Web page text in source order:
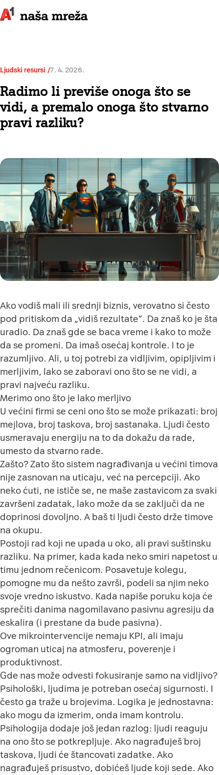
Ljudski resursi 7. 4. 2026.
Radimo li previše onoga što se
vidi, a premalo onoga što stvarno
pravi razliku?
Ako vodiš mali ili srednji biznis, verovatno si često
pod pritiskom da „vidiš rezultate”. Da znaš ko je šta
uradio. Da znaš gde se baca vreme i kako to može
da se promeni. Da imaš osećaj kontrole. I to je
razumljivo. Ali, u toj potrebi za vidljivim, opipljivim i
merljivim, lako se zaboravi ono što se ne vidi, a
pravi najveću razliku.
Merimo ono što je lako merljivo
U većini firmi se ceni ono što se može prikazati: broj
mejlova, broj taskova, broj sastanaka. Ljudi često
usmeravaju energiju na to da dokažu da rade,
umesto da stvarno rade.
Zašto? Zato što sistem nagrađivanja u većini timova
nije zasnovan na uticaju, već na percepciji. Ako
neko ćuti, ne ističe se, ne maše zastavicom za svaki
završeni zadatak, lako može da se zaključi da ne
doprinosi dovoljno. A baš ti ljudi često drže timove
na okupu.
Postoji rad koji ne upada u oko, ali pravi suštinsku
razliku. Na primer, kada kada neko smiri napetost u
timu jednom rečenicom. Posavetuje kolegu,
pomogne mu da nešto završi, podeli sa njim neko
svoje vredno iskustvo. Kada napiše poruku koja će
sprečiti danima nagomilavano pasivnu agresiju da
eskalira (i prestane da bude pasivna).
Ove mikrointervencije nemaju KPI, ali imaju
ogroman uticaj na atmosferu, poverenje i
produktivnost.
Gde nas može odvesti fokusiranje samo na vidljivo?
Psihološki, ljudima je potreban osećaj sigurnosti. I
često ga traže u brojevima. Logika je jednostavna:
ako mogu da izmerim, onda imam kontrolu.
Psihologija dodaje još jedan razlog: ljudi reaguju
na ono što se potkrepljuje. Ako nagrađuješ broj
taskova, ljudi će štancovati zadatke. Ako
nagrađuješ prisustvo, dobićeš ljude koji sede. Ako